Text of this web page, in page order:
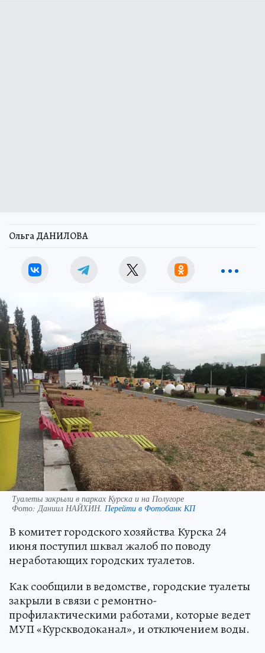
Ольга ДАНИЛОВА
Туалеты закрыли в парках Курска и на Полугоре
Фото:Даниил НАЙХИН. Перейти в Фотобанк КП
В комитет городского хозяйства Курска 24
июня поступил шквал жалоб по поводу
неработающих городских туалетов.
Как сообщили в ведомстве, городские туалеты
закрыли в связи с ремонтно-
профилактическими работами, которые ведет
МУП «Курскводоканал», и отключением воды.